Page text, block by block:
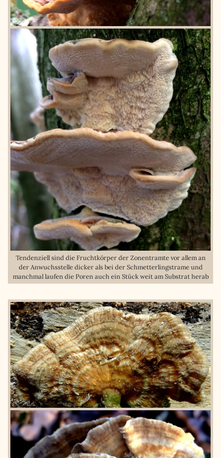
Tendenziell sind die Fruchtkörper der Zonentramte vor allem an
der Anwuchsstelle dicker als bei der Schmetterlingstrame und
manchmal laufen die Poren auch ein Stück weit am Substrat herab